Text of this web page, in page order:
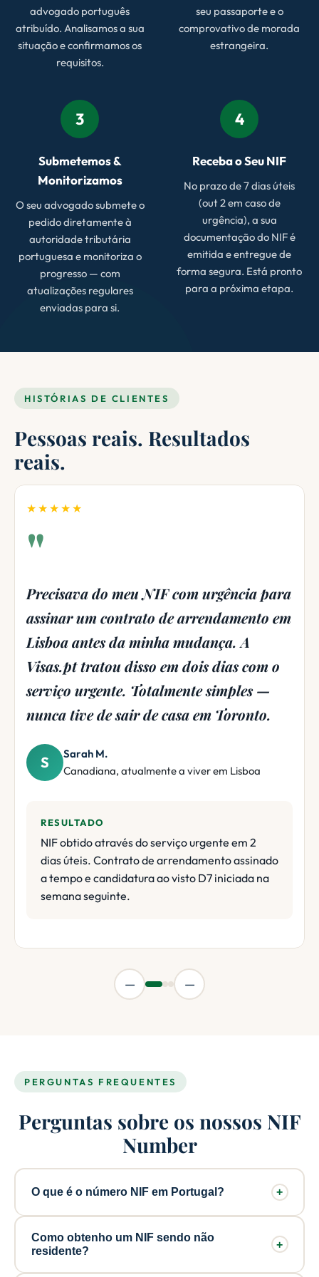
advogado português
atribuído. Analisamos a sua
situação e confirmamos os
requisitos.
seu passaporte e o
comprovativo de morada
estrangeira.
3
Submetemos &
Monitorizamos
O seu advogado submete o
pedido diretamente à
autoridade tributária
portuguesa e monitoriza o
progresso — com
atualizações regulares
enviadas para si.
4
Receba o Seu NIF
No prazo de 7 dias úteis
(out 2 em caso de
urgência), a sua
documentação do NIF é
emitida e entregue de
forma segura. Está pronto
para a próxima etapa.
HISTÓRIAS DE CLIENTES
Pessoas reais. Resultados
reais.
★★★★★
"
Tentei tratá-lo sozinho através do
consulado português e não consegui nada
durante semanas. A Visas.pt resolveu
tudo em 7 dias. Quem me dera tê-los
usado desde o início — ter-me-ia
poupado imenso stress.
J
James T.
Britânico, mudou-se para o Porto
RESULTADO
NIF processado em 7 dias úteis após duas
tentativas individuais falhadas. A conta
bancária seguiu-se de imediato. Tem agora
residência D7.
— —
PERGUNTAS FREQUENTES
Perguntas sobre os nossos NIF
Number
O que é o número NIF em Portugal? +
O NIF (Número de Identificação Fiscal) é o número
de identificação fiscal de Portugal, emitido pela
Autoridade Tributária. Precisa do NIF para quase
Como obtenho um NIF sendo não
residente?
+